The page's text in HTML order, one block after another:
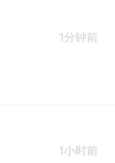
1分钟前
1小时前